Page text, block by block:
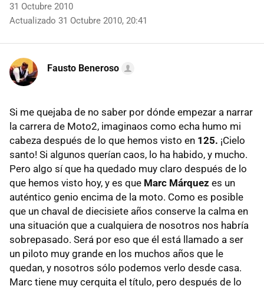
31 Octubre 2010
Actualizado 31 Octubre 2010, 20:41
Fausto Beneroso
Si me quejaba de no saber por dónde empezar a narrar
la carrera de Moto2, imaginaos como echa humo mi
cabeza después de lo que hemos visto en 125. ¡Cielo
santo! Si algunos querían caos, lo ha habido, y mucho.
Pero algo sí que ha quedado muy claro después de lo
que hemos visto hoy, y es que Marc Márquez es un
auténtico genio encima de la moto. Como es posible
que un chaval de diecisiete años conserve la calma en
una situación que a cualquiera de nosotros nos habría
sobrepasado. Será por eso que él está llamado a ser
un piloto muy grande en los muchos años que le
quedan, y nosotros sólo podemos verlo desde casa.
Marc tiene muy cerquita el título, pero después de lo